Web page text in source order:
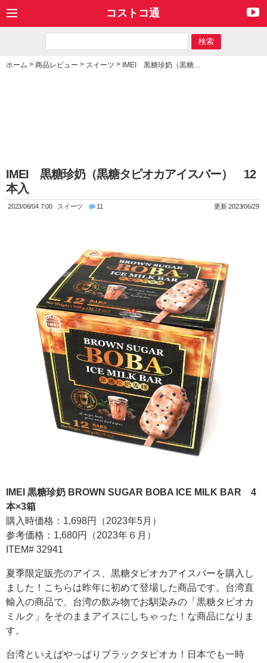
コストコ通
ホーム > 商品レビュー > スイーツ > IMEI 黒糖珍奶（黒糖タピオカアイスバー） 12本入
IMEI 黒糖珍奶（黒糖タピオカアイスバー） 12
本入
2023/06/04 7:00 スイーツ 11 更新 2023/06/29
IMEI 黒糖珍奶 BROWN SUGAR BOBA ICE MILK BAR 4
本×3箱
購入時価格：1,698円（2023年5月）
参考価格：1,680円（2023年６月）
ITEM# 32941
夏季限定販売のアイス、黒糖タピオカアイスバーを購入し
ました！こちらは昨年に初めて登場した商品です。台湾直
輸入の商品で、台湾の飲み物でお馴染みの「黒糖タピオカ
ミルク」をそのままアイスにしちゃった！な商品になりま
す。
台湾といえばやっぱりブラックタピオカ！日本でも一時